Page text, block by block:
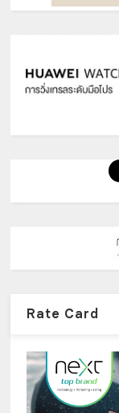
Rate Card